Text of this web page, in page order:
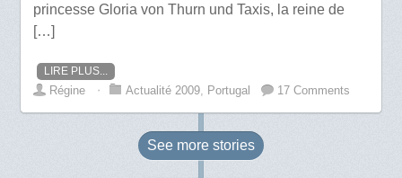
princesse Gloria von Thurn und Taxis, la reine de
[…]
LIRE PLUS...
Régine ⋅ Actualité 2009 Portugal 17 Comments
See more stories